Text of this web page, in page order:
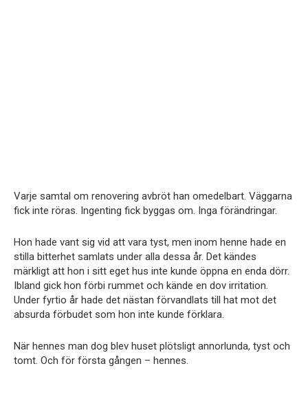
Varje samtal om renovering avbröt han omedelbart. Väggarna
fick inte röras. Ingenting fick byggas om. Inga förändringar.
Hon hade vant sig vid att vara tyst, men inom henne hade en
stilla bitterhet samlats under alla dessa år. Det kändes
märkligt att hon i sitt eget hus inte kunde öppna en enda dörr.
Ibland gick hon förbi rummet och kände en dov irritation.
Under fyrtio år hade det nästan förvandlats till hat mot det
absurda förbudet som hon inte kunde förklara.
När hennes man dog blev huset plötsligt annorlunda, tyst och
tomt. Och för första gången – hennes.